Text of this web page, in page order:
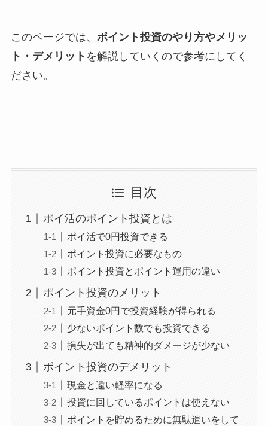
このページでは、 ポイント投資のやり方やメリッ
ト・デメリット を解説していくので参考にしてく
ださい。
目次
ポイ活のポイント投資とは
ポイ活で0円投資できる
ポイント投資に必要なもの
ポイント投資とポイント運用の違い
ポイント投資のメリット
元手資金0円で投資経験が得られる
少ないポイント数でも投資できる
損失が出ても精神的ダメージが少ない
ポイント投資のデメリット
現金と違い軽率になる
投資に回しているポイントは使えない
ポイントを貯めるために無駄遣いをして